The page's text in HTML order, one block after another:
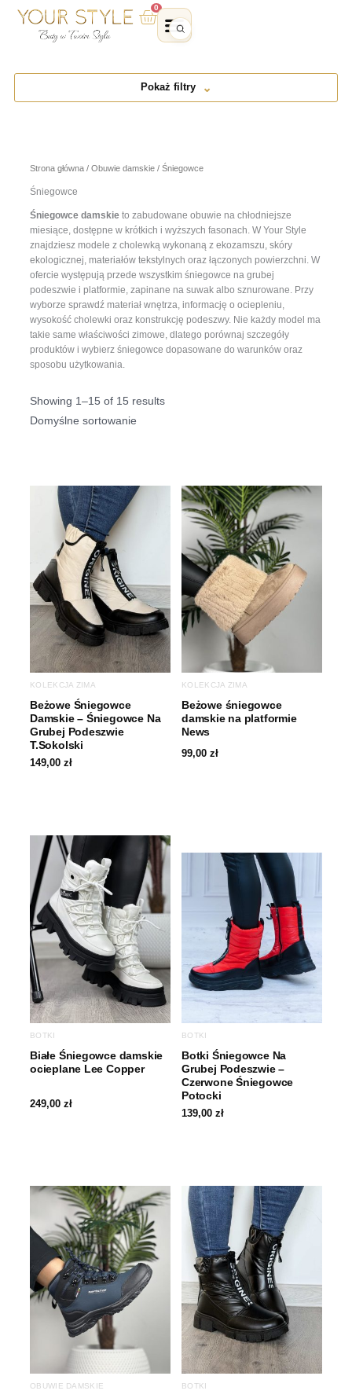
0
Wózek
Pokaż filtry
Strona główna / Obuwie damskie / Śniegowce
Śniegowce
Śniegowce damskie to zabudowane obuwie na chłodniejsze
miesiące, dostępne w krótkich i wyższych fasonach. W Your Style
znajdziesz modele z cholewką wykonaną z ekozamszu, skóry
ekologicznej, materiałów tekstylnych oraz łączonych powierzchni. W
ofercie występują przede wszystkim śniegowce na grubej
podeszwie i platformie, zapinane na suwak albo sznurowane. Przy
wyborze sprawdź materiał wnętrza, informację o ociepleniu,
wysokość cholewki oraz konstrukcję podeszwy. Nie każdy model ma
takie same właściwości zimowe, dlatego porównaj szczegóły
produktów i wybierz śniegowce dopasowane do warunków oraz
sposobu użytkowania.
Showing 1–15 of 15 results
KOLEKCJA ZIMA
Beżowe Śniegowce
Damskie – Śniegowce Na
Grubej Podeszwie
T.Sokolski
149,00 zł
KOLEKCJA ZIMA
Beżowe śniegowce
damskie na platformie
News
99,00 zł
BOTKI
Białe Śniegowce damskie
ocieplane Lee Copper
249,00 zł
BOTKI
Botki Śniegowce Na
Grubej Podeszwie –
Czerwone Śniegowce
Potocki
139,00 zł
OBUWIE DAMSKIE BOTKI